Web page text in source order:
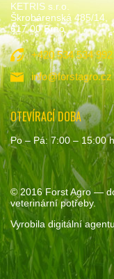
KETRIS s.r.o.
Škrobárenská 485/14,
617 00 Brno
+420 534 534 992
info@forstagro.cz
OTEVÍRACÍ DOBA
Po – Pá: 7:00 – 15:00
© 2016Forst Agro—
veterinární potřeby.
Vyrobila digitální